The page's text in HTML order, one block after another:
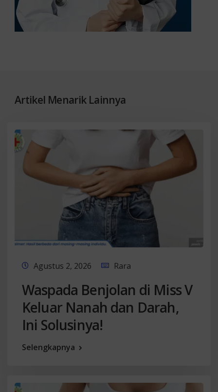
Artikel Menarik Lainnya
Agustus 2, 2026 Rara
Waspada Benjolan di Miss V
Keluar Nanah dan Darah,
Ini Solusinya!
Selengkapnya